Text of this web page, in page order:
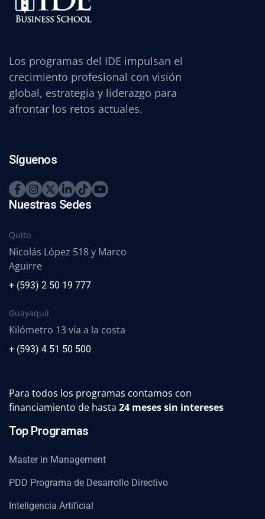
Los programas del IDE impulsan el
crecimiento profesional con visión
global, estrategia y liderazgo para
afrontar los retos actuales.
Síguenos
Nuestras Sedes
Quito
Nicolás López 518 y Marco
Aguirre
+ (593) 2 50 19 777
Guayaquil
Kilómetro 13 vía a la costa
+ (593) 4 51 50 500
Para todos los programas contamos con
financiamiento de hasta 24 meses sin intereses
Top Programas
Master in Management
PDD Programa de Desarrollo Directivo
Inteligencia Artificial